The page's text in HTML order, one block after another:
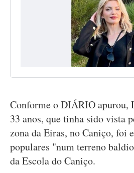
Conforme o DIÁRIO apurou,
33 anos, que tinha sido vista
zona da Eiras, no Caniço, foi
populares "num terreno
da Escola do Caniço.